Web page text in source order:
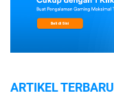
ARTIKEL TERBARU